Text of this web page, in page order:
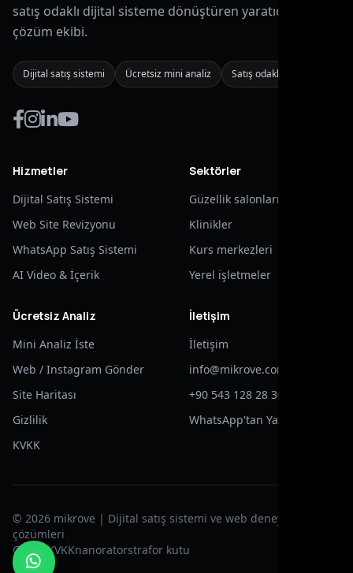
satış odaklı dijital sisteme dönüştüren yaratıcı dijital
çözüm ekibi.
Dijital satış sistemi Ücretsiz mini analiz Satış odaklı vitrin
Hizmetler
Dijital Satış Sistemi
Web Site Revizyonu
WhatsApp Satış Sistemi
AI Video & İçerik
Sektörler
Güzellik salonları
Klinikler
Kurs merkezleri
Yerel işletmeler
Ücretsiz Analiz
Mini Analiz İste
Web / Instagram Gönder
Site Haritası
Gizlilik
KVKK
İletişim
İletişim
info@mikrove.com
+90 543 128 28 30
WhatsApp'tan Yaz
© 2026 mikrove | Dijital satış sistemi ve web deneyimi
çözümleri
GizlilikKVKKnanoratorstrafor kutu